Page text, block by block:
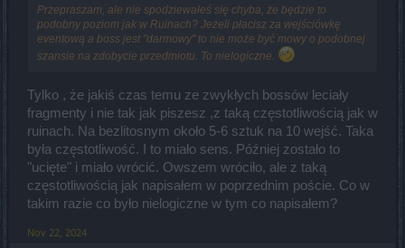
Przepraszam, ale nie spodziewałeś się chyba, że będzie to
podobny poziom jak w Ruinach? Jeżeli płacisz za wejściówkę
eventową a boss jest "darmowy" to nie może być mowy o podobnej
szansie na zdobycie przedmiotu. To nielogiczne.
Tylko , że jakiś czas temu ze zwykłych bossów leciały
fragmenty i nie tak jak piszesz ,z taką częstotliwością jak w
ruinach. Na bezlitosnym około 5-6 sztuk na 10 wejść. Taka
była częstotliwość. I to miało sens. Później zostało to
"ucięte" i miało wrócić. Owszem wróciło, ale z taką
częstotliwością jak napisałem w poprzednim poście. Co w
takim razie co było nielogiczne w tym co napisałem?
Nov 22, 2024